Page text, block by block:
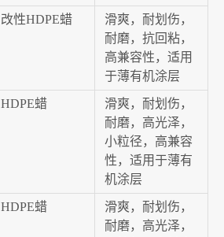
改性HDPE蜡
滑爽，耐划伤，
耐磨，抗回粘，
高兼容性，适用
于薄有机涂层
HDPE蜡
滑爽，耐划伤，
耐磨，高光泽，
小粒径，高兼容
性，适用于薄有
机涂层
HDPE蜡
滑爽，耐划伤，
耐磨，高光泽，